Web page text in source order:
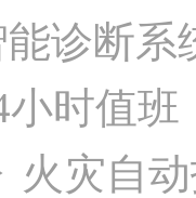
诊断系
时值
火灾自